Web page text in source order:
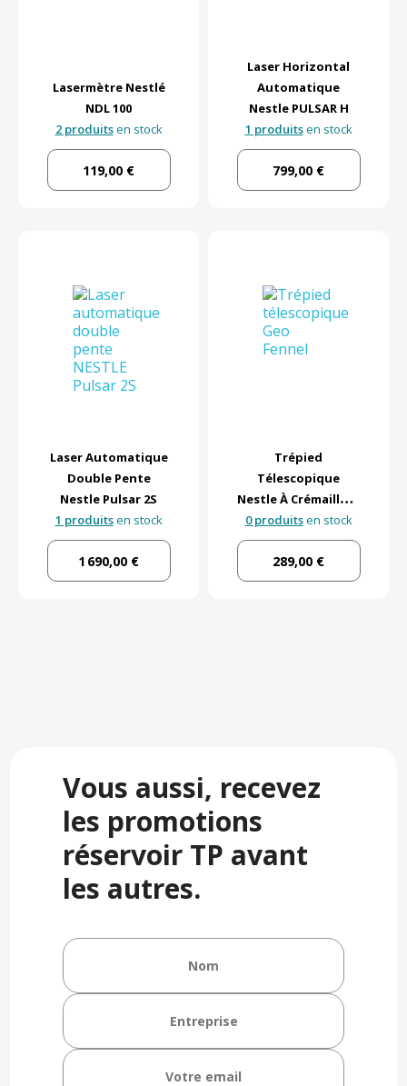
Lasermètre Nestlé
NDL 100
2 produitsen stock
119,00 €
Laser Horizontal
Automatique
Nestle PULSAR H
1 produitsen stock
799,00 €
Laser Automatique
Double Pente
Nestle Pulsar 2S
1 produitsen stock
1 690,00 €
Trépied
Télescopique
Nestle À Crémaillère
De 35cm
0 produitsen stock
289,00 €
Vous aussi, recevez
les promotions
réservoir TP avant
les autres.